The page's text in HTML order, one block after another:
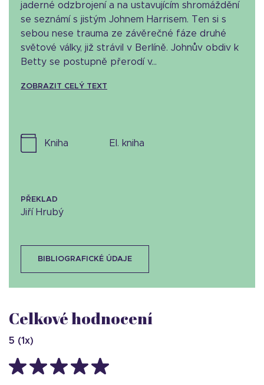
jaderné odzbrojení a na ustavujícím shromáždění
se seznámí s jistým Johnem Harrisem. Ten si s
sebou nese trauma ze závěrečné fáze druhé
světové války, již strávil v Berlíně. Johnův obdiv k
Betty se postupně přerodí v...
ZOBRAZIT CELÝ TEXT
kniha el. kniha
PŘEKLAD
Jiří Hrubý
BIBLIOGRAFICKÉ ÚDAJE
Celkové hodnocení
5 (1x)